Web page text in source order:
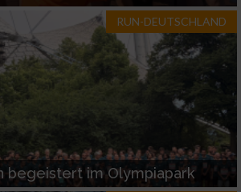
RUN-DEUTSCHLAND
begeistert im Olympiapark